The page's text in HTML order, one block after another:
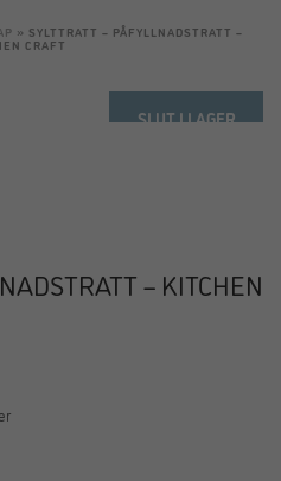
» SYLTTRATT – PÅFYLLNADSTRATT –
CRAFT
SLUT I LAGER
– KITCHEN